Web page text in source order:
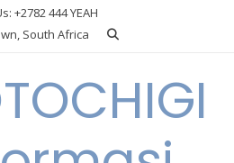
+2782 444 YEAH
South Africa